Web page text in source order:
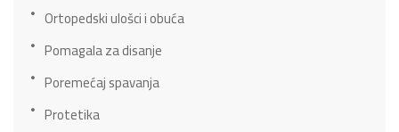
Ortopedski ulošci i obuća
Pomagala za disanje
Poremećaj spavanja
Protetika